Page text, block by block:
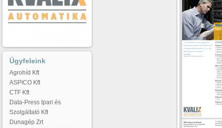
Ügyfeleink
Agrohíd Kft
ASPICO Kft
CTF Kft
Data-Press Ipari és
Szolgáltató Kft
Dunagép Zrt